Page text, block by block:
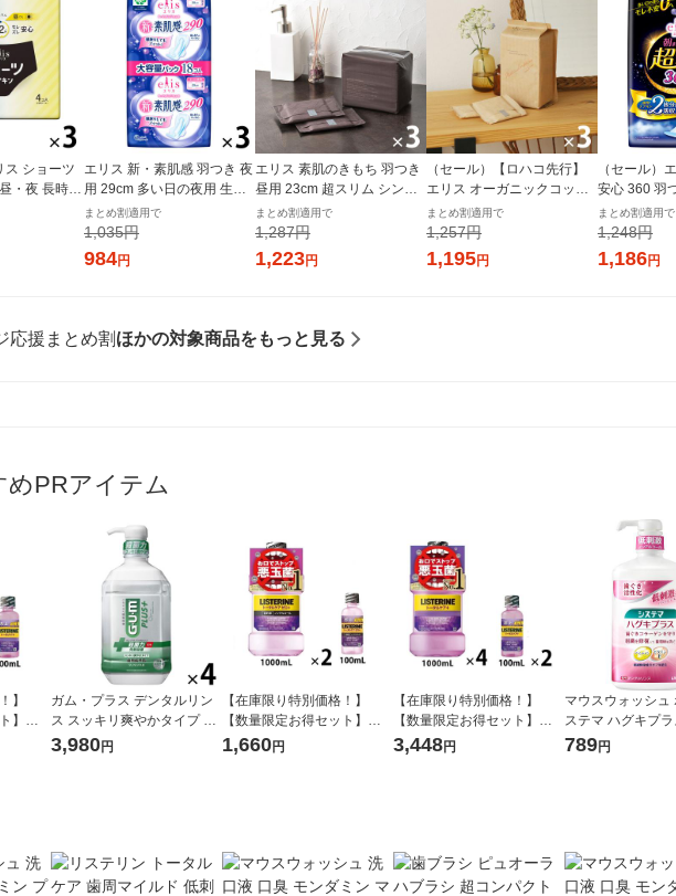
ス ショーツ
・夜 長時間
ー 1セット
） 大王製
エリス 新・素肌感 羽つき 夜
用 29cm 多い日の夜用 生理
用ナプキン 1セット（18枚×
3パック） 大王製紙 エリエ
ール 生理用品
まとめ割適用で
1,035円
984円
エリス 素肌のきもち 羽つき
昼用 23cm 超スリム シンプ
ルデザイン 3個(20枚×3) ナ
プキン 大王製紙 エリエール
生理用品
まとめ割適用で
1,287円
1,223円
（セール）【ロハコ先行】
エリス オーガニックコット
ン 羽つき 21cm 多い昼〜ふ
つうの日用（22枚×3個）素
肌のきもち ナチュラルシリ
ーズ 生理用品
まとめ割適用で
1,257円
1,195円
（セール）
安心 360 羽
特に多い日
3個（12枚
理用品
まとめ割適用で
1,248円
1,186円
応援まとめ割 ほかの対象商品をもっと見る
めPRアイテム
】
】リ
プラ
ガム・プラス デンタルリン
ス スッキリ爽やかタイプ 90
0mL サンスター 4本 GUM マ
3,980円
【在庫限り特別価格！】
【数量限定お得セット】リ
ステリン トータルケアゼロ
1,660円
【在庫限り特別価格！】
【数量限定お得セット】リ
ステリン トータルケアプラ
3,448円
マウスウォッシュ
ステマ ハグキプ
ルリンス マウス
789円